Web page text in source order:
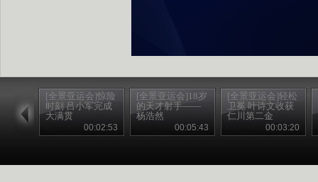
[全景亚运会]惊险
时刻 吕小军完成
大满贯
00:02:53
[全景亚运会]18岁
的天才射手——
杨浩然
00:05:43
[全景亚运会]轻松
卫冕 叶诗文收获
仁川第二金
00:03:20